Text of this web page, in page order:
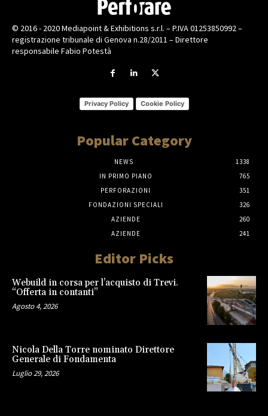
© 2016 - 2020 Mediapoint & Exhibitions s.r.l. – P.IVA 01253850992 –
registrazione tribunale di Genova n.28/2011 – Direttore
responsabile Fabio Potestà
Privacy Policy Cookie Policy
Popular Category
NEWS
1338
IN PRIMO PIANO
765
PERFORAZIONI
351
FONDAZIONI SPECIALI
326
AZIENDE
260
AZIENDE
241
Editor Picks
Webuild in corsa per l’acquisto di Trevi.
“Offerta in contanti”
Agosto 4, 2026
Nicola Della Torre nominato Direttore
Generale di Fondamenta
Luglio 29, 2026